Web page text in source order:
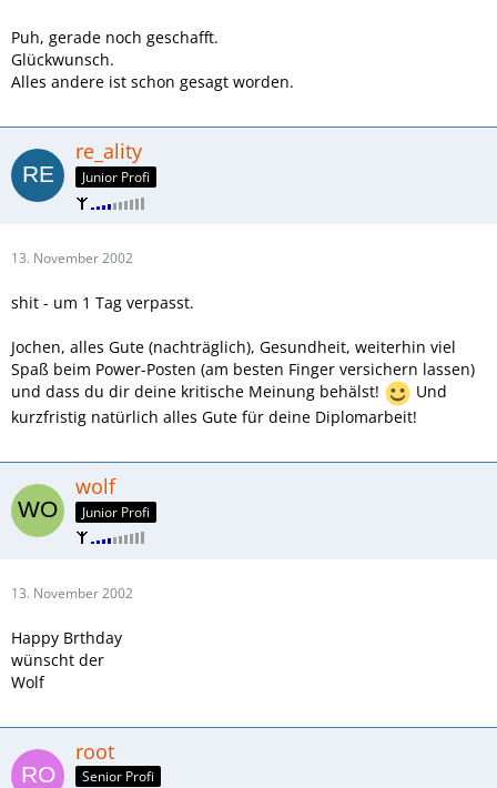
Puh, gerade noch geschafft.
Glückwunsch.
Alles andere ist schon gesagt worden.
re_ality
Junior Profi
13. November 2002
shit - um 1 Tag verpasst.
Jochen, alles Gute (nachträglich), Gesundheit, weiterhin viel
Spaß beim Power-Posten (am besten Finger versichern lassen)
und dass du dir deine kritische Meinung behälst!
Und
kurzfristig natürlich alles Gute für deine Diplomarbeit!
wolf
Junior Profi
13. November 2002
Happy Brthday
wünscht der
Wolf
root
Senior Profi